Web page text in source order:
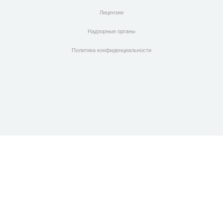
Лицензии
Надзорные органы
Политика конфиденциальности